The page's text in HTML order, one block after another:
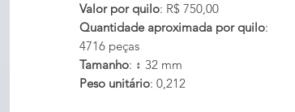
Valor por quilo: R$ 750,00
Quantidade aproximada por quilo:
4716 peças
Tamanho: ↕ 32 mm
Peso unitário: 0,212